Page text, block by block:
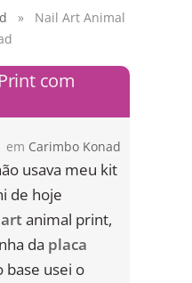
» Nail Art Animal
com
em Carimbo Konad
usava meu kit
de hoje
animal print,
da placa
base usei o